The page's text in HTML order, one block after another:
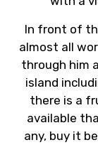
In front of
almost all
through him
island
there is a
available
any, buy it